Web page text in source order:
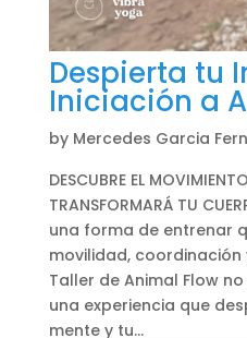
Despierta tu
Iniciación a
by Mercedes Garcia
DESCUBRE EL
TRANSFORMARÁ TU
una forma de entrenar
movilidad,
Taller de Animal Flow
una experiencia que
mente y tu...